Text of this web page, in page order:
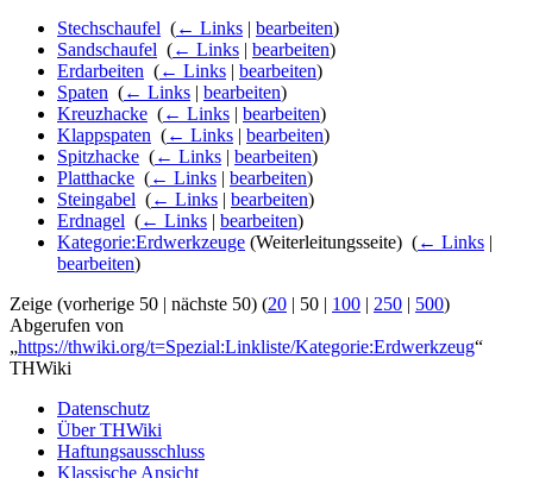
Stechschaufel (← Links | bearbeiten)
Sandschaufel (← Links | bearbeiten)
Erdarbeiten (← Links | bearbeiten)
Spaten (← Links | bearbeiten)
Kreuzhacke (← Links | bearbeiten)
Klappspaten (← Links | bearbeiten)
Spitzhacke (← Links | bearbeiten)
Platthacke (← Links | bearbeiten)
Steingabel (← Links | bearbeiten)
Erdnagel (← Links | bearbeiten)
Kategorie:Erdwerkzeuge (Weiterleitungsseite) ‎ (← Links |
bearbeiten)
Zeige (vorherige 50 | nächste 50) (20 | 50 | 100 | 250 | 500)
Abgerufen von
„https://thwiki.org/t=Spezial:Linkliste/Kategorie:Erdwerkzeug“
THWiki
Datenschutz
Über THWiki
Haftungsausschluss
Klassische Ansicht